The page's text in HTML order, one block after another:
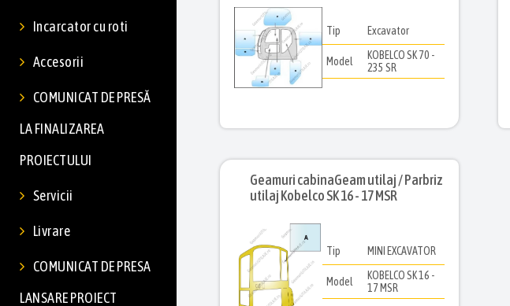
Incarcator cu roti
Accesorii
COMUNICAT DE PRESĂ
LA FINALIZAREA
PROIECTULUI
Servicii
Livrare
COMUNICAT DE PRESA
LANSARE PROIECT
Tip Excavator
Model
KOBELCO SK 70 -
235 SR
Geamuri cabinaGeam utilaj / Parbriz
utilaj Kobelco SK 16 - 17 MSR
Tip MINI EXCAVATOR
Model
KOBELCO SK 16 -
17 MSR